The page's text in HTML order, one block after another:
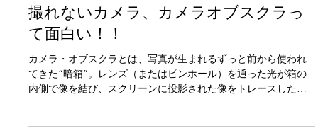
2025年12月7日
撮れないカメラ、カメラオブスクラっ
て面白い！！
カメラ・オブスクラとは、写真が生まれるずっと前から使われ